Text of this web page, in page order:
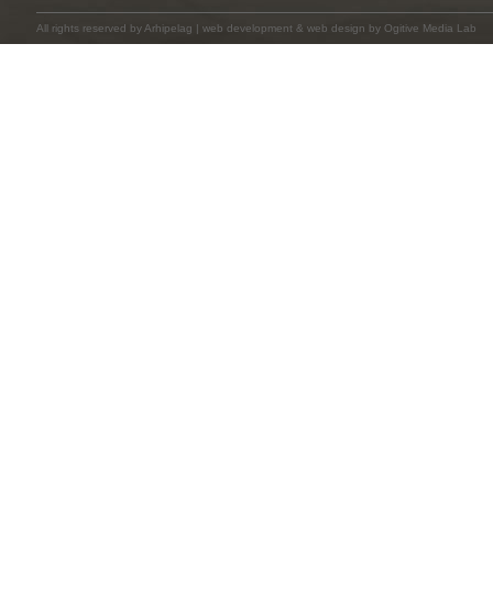
All rights reserved by Arhipelag | web development & web design by Ogitive Media Lab